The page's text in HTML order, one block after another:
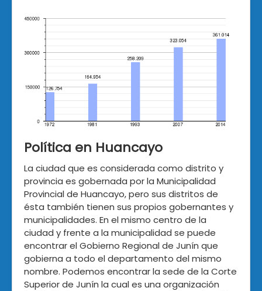
Política en Huancayo
La ciudad que es considerada como distrito y
provincia es gobernada por la Municipalidad
Provincial de Huancayo, pero sus distritos de
ésta también tienen sus propios gobernantes y
municipalidades. En el mismo centro de la
ciudad y frente a la municipalidad se puede
encontrar el Gobierno Regional de Junín que
gobierna a todo el departamento del mismo
nombre. Podemos encontrar la sede de la Corte
Superior de Junín la cual es una organización